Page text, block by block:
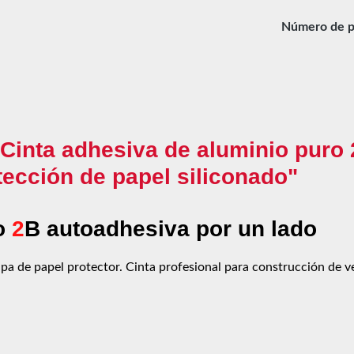
Número de
adhesiva de aluminio puro
de papel siliconado"
2B autoadhesiva por un lado
de papel protector. Cinta profesional para construcción de